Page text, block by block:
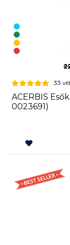
33
ACERBIS
0023691)